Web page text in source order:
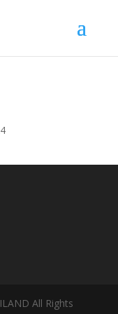
All Rights